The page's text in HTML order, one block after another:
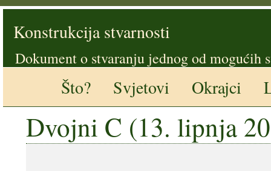
Konstrukcija stvarnosti
Dokument o stvaranju jednog od mogućih
Što? Svjetovi Okrajci
Dvojni C (13. lipnja